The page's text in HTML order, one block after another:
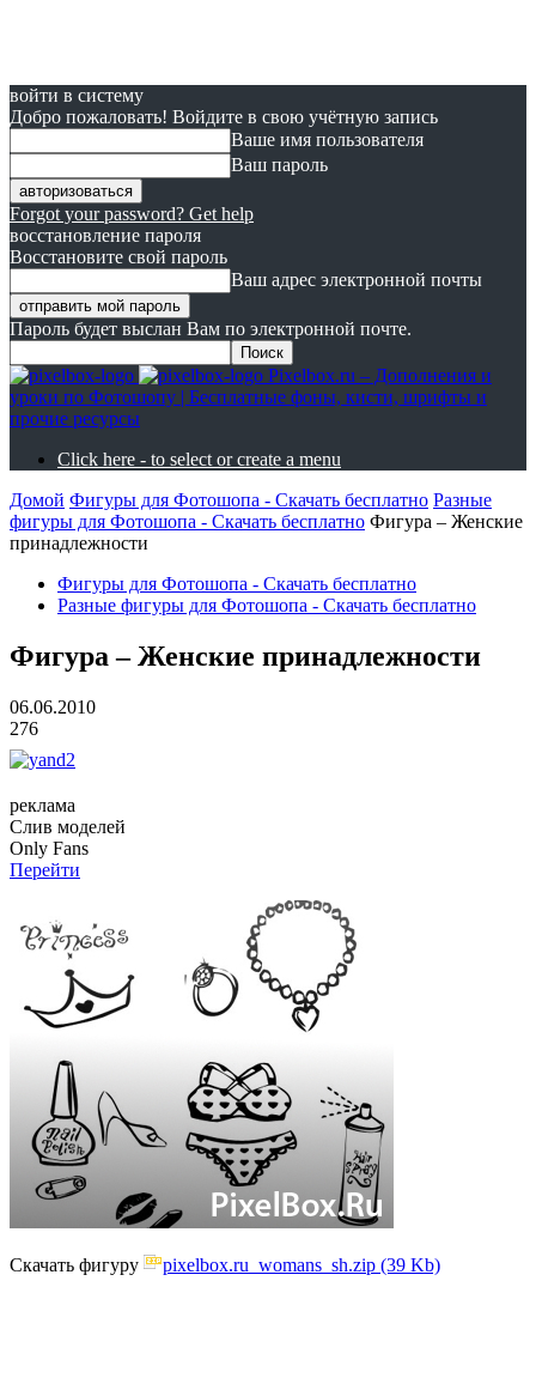
войти в систему
Добро пожаловать! Войдите в свою учётную запись
Ваше имя пользователя
Ваш пароль
Forgot your password? Get help
восстановление пароля
Восстановите свой пароль
Ваш адрес электронной почты
Пароль будет выслан Вам по электронной почте.
Pixelbox.ru – Дополнения и
уроки по Фотошопу | Бесплатные фоны, кисти, шрифты и
прочие ресурсы
Click here - to select or create a menu
Домой Фигуры для Фотошопа - Скачать бесплатно Разные
фигуры для Фотошопа - Скачать бесплатно Фигура – Женские
принадлежности
Фигуры для Фотошопа - Скачать бесплатно
Разные фигуры для Фотошопа - Скачать бесплатно
Фигура – Женские принадлежности
06.06.2010
276
реклама
Слив моделей
Only Fans
Перейти
Скачать фигуру pixelbox.ru_womans_sh.zip (39 Kb)